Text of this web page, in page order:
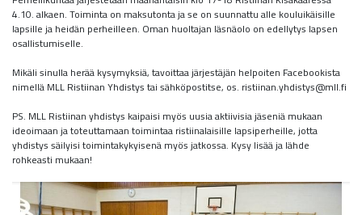
4.10. alkaen. Toiminta on maksutonta ja se on suunnattu alle kouluikäisille
lapsille ja heidän perheilleen. Oman huoltajan läsnäolo on edellytys lapsen
osallistumiselle.
Mikäli sinulla herää kysymyksiä, tavoittaa järjestäjän helpoiten Facebookista
nimellä MLL Ristiinan Yhdistys tai sähköpostitse, os. ristiinan.yhdistys@mll.fi
PS. MLL Ristiinan yhdistys kaipaisi myös uusia aktiivisia jäseniä mukaan
ideoimaan ja toteuttamaan toimintaa ristiinalaisille lapsiperheille, jotta
yhdistys säilyisi toimintakykyisenä myös jatkossa. Kysy lisää ja lähde
rohkeasti mukaan!